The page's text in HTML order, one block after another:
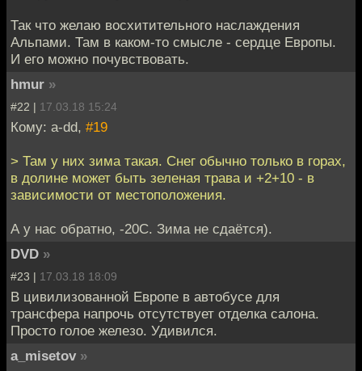
Так что желаю восхитительного наслаждения
Альпами. Там в каком-то смысле - сердце Европы.
И его можно почувствовать.
hmur »
#22 | 17.03.18 15:24
Кому: a-dd, #19
> Там у них зима такая. Снег обычно только в горах,
в долине может быть зеленая трава и +2+10 - в
зависимости от местоположения.
А у нас обратно, -20С. Зима не сдаётся).
DVD »
#23 | 17.03.18 18:09
В цивилизованной Европе в автобусе для
трансфера напрочь отсутствует отделка салона.
Просто голое железо. Удивился.
a_misetov »